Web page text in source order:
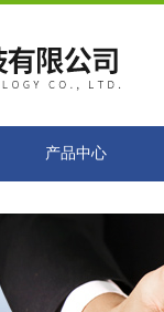
产品中心